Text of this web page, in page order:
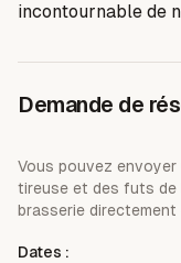
incontournable de
Demande de
Vous pouvez envoyer
tireuse et des futs de
brasserie
Dates :